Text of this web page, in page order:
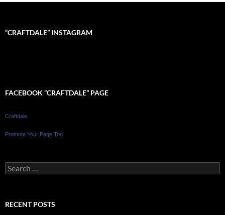
“CRAFTDALE” INSTAGRAM
FACEBOOK “CRAFTDALE” PAGE
Craftdale
Promote Your Page Too
Search
for:
RECENT POSTS